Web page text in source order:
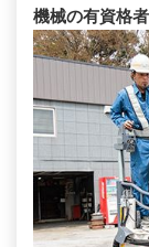
機械の有資格